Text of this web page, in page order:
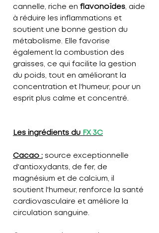
cannelle, riche en flavonoïdes, aide
à réduire les inflammations et
soutient une bonne gestion du
métabolisme. Elle favorise
également la combustion des
graisses, ce qui facilite la gestion
du poids, tout en améliorant la
concentration et l'humeur, pour un
esprit plus calme et concentré.
Les ingrédients du FX 3C
Cacao : source exceptionnelle
d'antioxydants, de fer, de
magnésium et de calcium, il
soutient l'humeur, renforce la santé
cardiovasculaire et améliore la
circulation sanguine.